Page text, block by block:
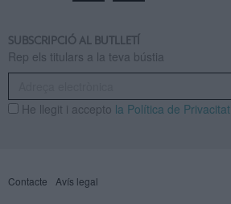
SUBSCRIPCIÓ AL BUTLLETÍ
Rep els titulars a la teva bústia
He llegit i accepto la Política de Privacitat
Contacte Avís legal